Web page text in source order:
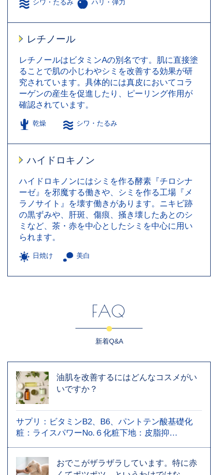
シワ・たるみ ハリ・弾力
レチノール
レチノールはビタミンAの別名です。肌に直接塗
ることで肌の小じわやシミを改善する効果が研
究されています。具体的には真皮においてコラ
ーゲンの産生を促進したり、ピーリング作用が
確認されています。
乾燥 シワ・たるみ
ハイドロキノン
ハイドロキノンにはシミを作る酵素『チロシナ
ーゼ』を邪魔する働きや、シミを作る工場『メ
ラノサイト』を壊す働きがあります。ニキビ跡
の黒ずみや、肝斑、傷痕、掻き壊したあとのシ
ミなど、茶・赤を中心としたシミを中心に用い
られます。
日焼け 美白
FAQ
新着Q&A
油肌を改善するにはどんなコスメがい
いですか？
サプリ：ビタミンB2、B6、パントテン酸基礎化
粧：ライスパワーNo.６化粧下地：皮脂抑…
おでこがザラザラしています。特に赤